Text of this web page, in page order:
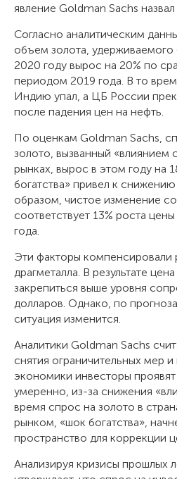
явление Goldman Sachs
Согласно аналитическим
объем золота,
2020 году вырос на 20% по
периодом 2019 года. В то
Индию упал, а ЦБ России
после падения цен на нефть.
По оценкам Goldman Sachs,
золото, вызванный «влиянием
рынках, вырос в этом году на
богатства» привел к
образом, чистое изменение
соответствует 13% роста
года.
Эти факторы компенсировали
драгметалла. В результате
закрепиться выше уровня
долларов. Однако, по
ситуация изменится.
Аналитики Goldman Sachs
снятия ограничительных мер
экономики инвесторы
умеренно, из-за снижения
время спрос на золото в
рынком, «шок богатства»,
пространство для коррекции
Анализируя кризисы прошлых